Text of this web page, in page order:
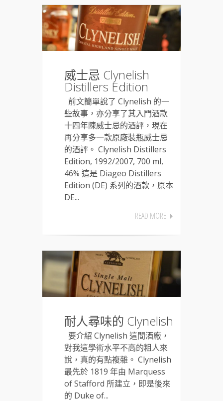
威士忌 Clynelish
Distillers Edition
前文簡單說了 Clynelish 的一
些故事，亦分享了其入門酒款
十四年陳威士忌的酒評，現在
再分享多一款原廠裝瓶威士忌
的酒評。 Clynelish Distillers
Edition, 1992/2007, 700 ml,
46% 這是 Diageo Distillers
Edition (DE) 系列的酒款，原本
DE...
READ MORE
耐人尋味的 Clynelish
要介紹 Clynelish 這間酒廠，
對我這學術水平不高的粗人來
說，真的有點複雜。 Clynelish
最先於 1819 年由 Marquess
of Stafford 所建立，即是後來
的 Duke of...